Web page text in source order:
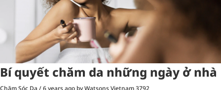
Bí quyết chăm da những ngày ở nhà
Chăm Sóc Da /6 years ago by Watsons Vietnam3792